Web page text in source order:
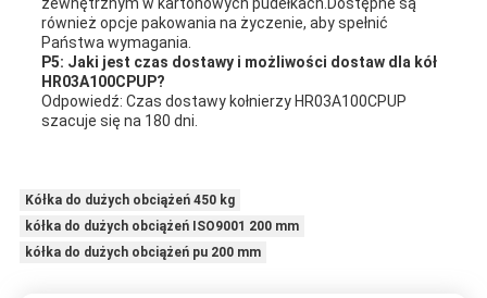
zewnętrznym w kartonowych pudełkach.Dostępne są
również opcje pakowania na życzenie, aby spełnić
Państwa wymagania.
P5: Jaki jest czas dostawy i możliwości dostaw dla kół
HR03A100CPUP?
Odpowiedź: Czas dostawy kołnierzy HR03A100CPUP
szacuje się na 180 dni.
Kółka do dużych obciążeń 450 kg
kółka do dużych obciążeń ISO9001 200 mm
kółka do dużych obciążeń pu 200 mm